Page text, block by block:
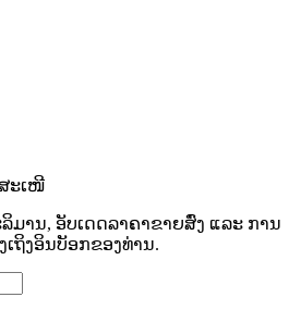
ະເໜີ
ມານ, ອັບເດດລາຄາຂາຍສົ່ງ ແລະ ການ
ຖິງອິນບັອກຂອງທ່ານ.